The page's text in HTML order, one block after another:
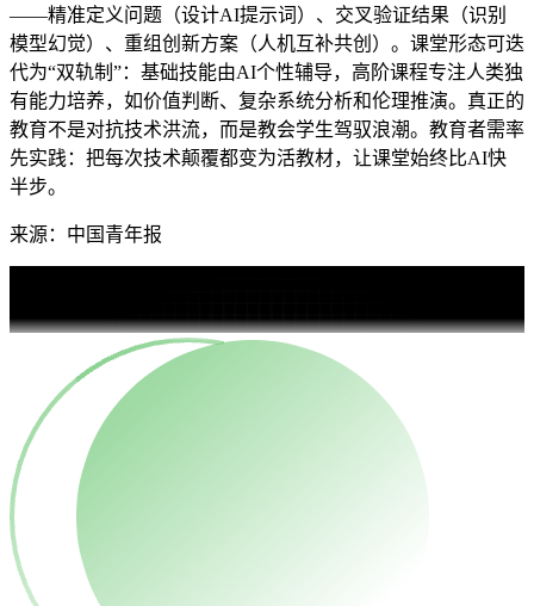
——精准定义问题（设计AI提示词）、交叉验证结果（识别
模型幻觉）、重组创新方案（人机互补共创）。课堂形态可迭
代为“双轨制”：基础技能由AI个性辅导，高阶课程专注人类独
有能力培养，如价值判断、复杂系统分析和伦理推演。真正的
教育不是对抗技术洪流，而是教会学生驾驭浪潮。教育者需率
先实践：把每次技术颠覆都变为活教材，让课堂始终比AI快
半步。
来源：中国青年报